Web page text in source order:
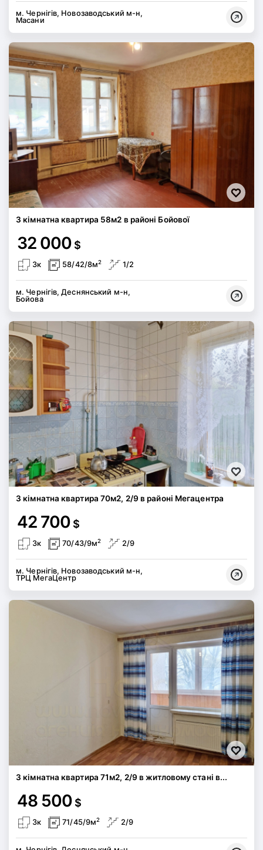
м. Чернігів, Новозаводський м-н,
Масани
3 кімнатна квартира 58м2 в районі Бойової
32 000 $
3к 58/42/8м2 1/2
м. Чернігів, Деснянський м-н,
Бойова
3 кімнатна квартира 70м2, 2/9 в районі Мегацентра
42 700 $
3к 70/43/9м2 2/9
м. Чернігів, Новозаводський м-н,
ТРЦ МегаЦентр
3 кімнатна квартира 71м2, 2/9 в житловому стані в...
48 500 $
3к 71/45/9м2 2/9